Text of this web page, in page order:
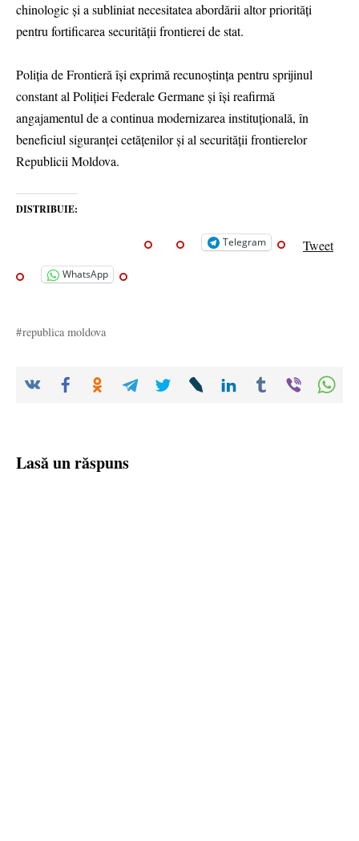
chinologic și a subliniat necesitatea abordării altor priorități
pentru fortificarea securității frontierei de stat.
Poliția de Frontieră își exprimă recunoștința pentru sprijinul
constant al Poliției Federale Germane și își reafirmă
angajamentul de a continua modernizarea instituțională, în
beneficiul siguranței cetățenilor și al securității frontierelor
Republicii Moldova.
DISTRIBUIE:
Telegram Tweet
WhatsApp
republica moldova
Lasă un răspuns